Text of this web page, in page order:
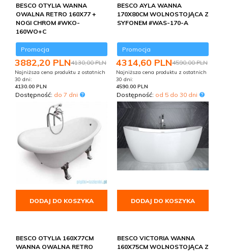
BESCO OTYLIA WANNA
OWALNA RETRO 160X77 +
NOGI CHROM #WKO-
160WO+C
Promocja
3882,20 PLN4130,00 PLN
Najniższa cena produktu z ostatnich
30 dni:
4130.00 PLN
Dostępność: do 7 dni
DODAJ DO KOSZYKA
BESCO AYLA WANNA
170X80CM WOLNOSTOJĄCA Z
SYFONEM #WAS-170-A
Promocja
4314,60 PLN4590,00 PLN
Najniższa cena produktu z ostatnich
30 dni:
4590.00 PLN
Dostępność: od 5 do 30 dni
DODAJ DO KOSZYKA
BESCO OTYLIA 160X77CM
WANNA OWALNA RETRO
BESCO VICTORIA WANNA
160X75CM WOLNOSTOJĄCA Z